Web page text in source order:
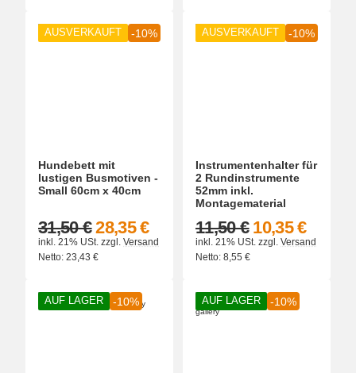
AUSVERKAUFT -10%
Hundebett mit
lustigen Busmotiven -
Small 60cm x 40cm
28,35 €
31,50 €
inkl. 21% USt. zzgl. Versand
Netto: 23,43 €
AUSVERKAUFT -10%
Instrumentenhalter für
2 Rundinstrumente
52mm inkl.
Montagematerial
10,35 €
11,50 €
inkl. 21% USt. zzgl. Versand
Netto: 8,55 €
AUF LAGER -10% AUF LAGER -10%